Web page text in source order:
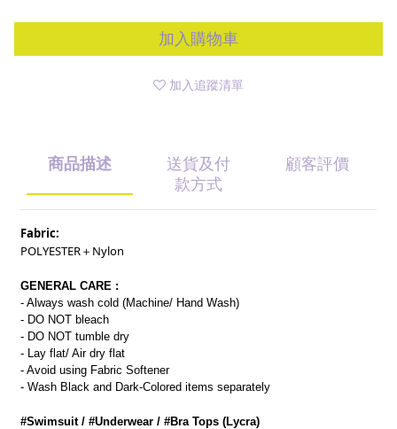
加入購物車
加入追蹤清單
商品描述 送貨及付
款方式
顧客評價
Fabric:
POLYESTER＋Nylon
GENERAL CARE :
- Always wash cold (Machine/ Hand Wash)
- DO NOT bleach
- DO NOT tumble dry
- Lay flat/ Air dry flat
- Avoid using Fabric Softener
- Wash Black and Dark-Colored items separately
#Swimsuit / #Underwear / #Bra Tops (Lycra)